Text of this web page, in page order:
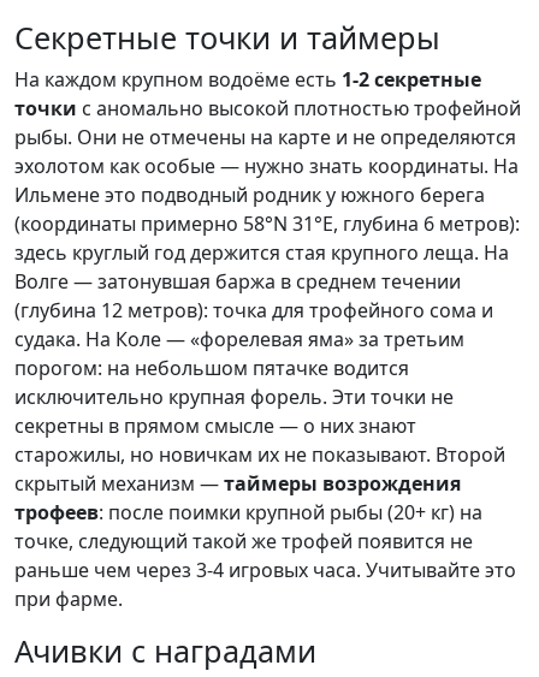
Секретные точки и таймеры
На каждом крупном водоёме есть 1-2 секретные
точки с аномально высокой плотностью трофейной
рыбы. Они не отмечены на карте и не определяются
эхолотом как особые — нужно знать координаты. На
Ильмене это подводный родник у южного берега
(координаты примерно 58°N 31°E, глубина 6 метров):
здесь круглый год держится стая крупного леща. На
Волге — затонувшая баржа в среднем течении
(глубина 12 метров): точка для трофейного сома и
судака. На Коле — «форелевая яма» за третьим
порогом: на небольшом пятачке водится
исключительно крупная форель. Эти точки не
секретны в прямом смысле — о них знают
старожилы, но новичкам их не показывают. Второй
скрытый механизм —таймеры возрождения
трофеев: после поимки крупной рыбы (20+ кг) на
точке, следующий такой же трофей появится не
раньше чем через 3-4 игровых часа. Учитывайте это
при фарме.
Ачивки с наградами